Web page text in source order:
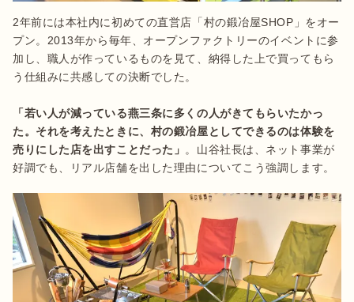
2年前には本社内に初めての直営店「村の鍛冶屋SHOP」をオー
プン。2013年から毎年、オープンファクトリーのイベントに参
加し、職人が作っているものを見て、納得した上で買ってもら
う仕組みに共感しての決断でした。
「若い人が減っている燕三条に多くの人がきてもらいたかっ
た。それを考えたときに、村の鍛冶屋としてできるのは体験を
売りにした店を出すことだった」 。山谷社長は、ネット事業が
好調でも、リアル店舗を出した理由についてこう強調します。